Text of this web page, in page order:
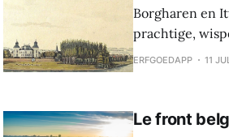
Borgharen en
prachtige,
landschap,
ERFGOEDAPP 11
Le front